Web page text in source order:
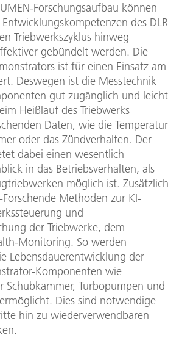
Forschungsaufbau können
des DLR
Triebwerkszyklus hinweg
gebündelt werden. Die
ist für einen Einsatz am
Deswegen ist die Messtechnik
gut zugänglich und leicht
Heißlauf des Triebwerks
Daten, wie die Temperatur
oder das Zündverhalten. Der
dabei einen wesentlich
in das Betriebsverhalten, als
möglich ist. Zusätzlich
Forschende Methoden zur KI-
und
der Triebwerke, dem
Monitoring. So werden
Lebensdauerentwicklung der
Komponenten wie
Schubkammer, Turbopumpen und
Dies sind notwendige
hin zu wiederverwendbaren